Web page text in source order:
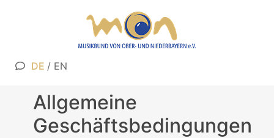
DE / EN
Allgemeine
Geschäftsbedingungen